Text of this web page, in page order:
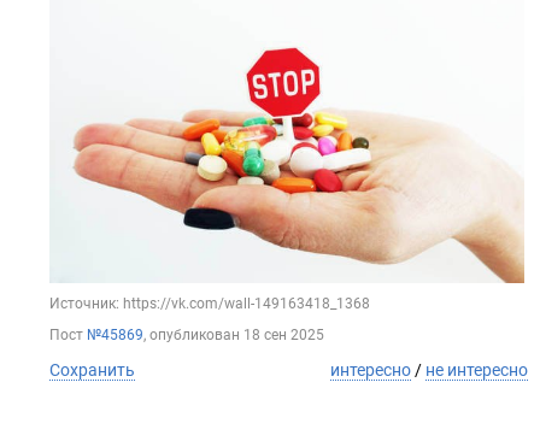
Источник: https://vk.com/wall-149163418_1368
Пост №45869, опубликован 18 сен 2025
Сохранить интересно / не интересно